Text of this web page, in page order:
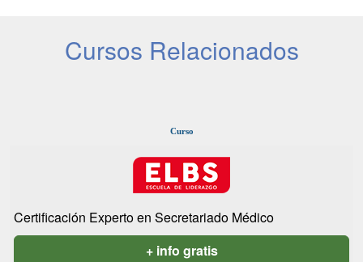
Cursos Relacionados
Curso
Certificación Experto en Secretariado Médico
+ info gratis